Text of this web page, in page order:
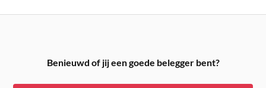
Benieuwd of jij een goede belegger bent?